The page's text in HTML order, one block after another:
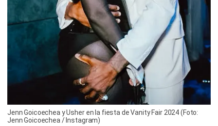
Jenn Goicoechea y Usher en la fiesta de Vanity Fair 2024 (Foto:
Jenn Goicoechea / Instagram)